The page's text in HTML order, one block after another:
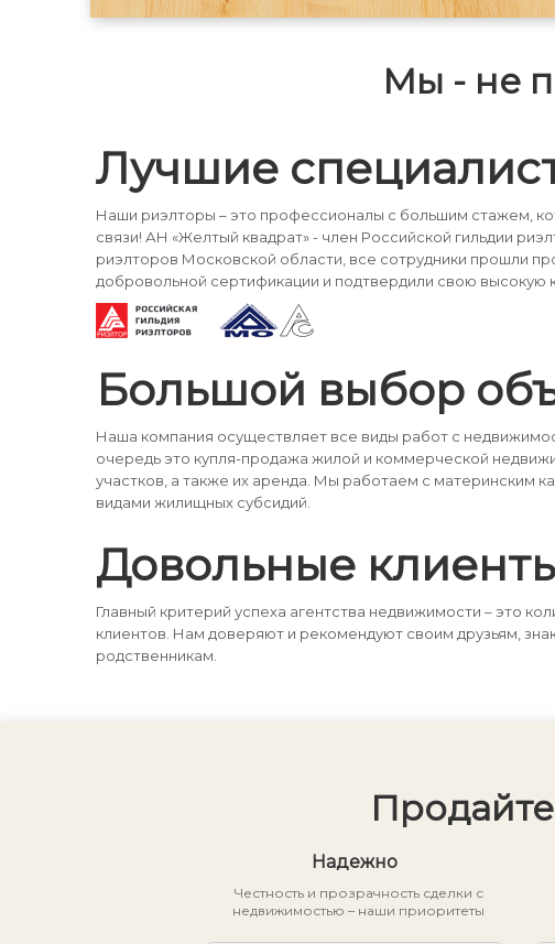
подходит под ипотеку и иные виды
счастливой жизни! Разумный торг!
Оперативный показ! По всемМы - не
Лучшие
Наши риэлторы – это профессионалы с большим стажем,
связи! АН «Желтый квадрат» - член Российской гильдии
риэлторов Московской области, все сотрудники прошли
добровольной сертификации и подтвердили свою высокую
Большой выбор
Наша компания осуществляет все виды работ с
очередь это купля-продажа жилой и коммерческой
участков, а также их аренда. Мы работаем с материнским
видами жилищных субсидий.
Довольные
Главный критерий успеха агентства недвижимости – это
клиентов. Нам доверяют и рекомендуют своим друзьям,
родственникам.
Надежно
Честность и прозрачность сделки с
недвижимостью – наши приоритеты